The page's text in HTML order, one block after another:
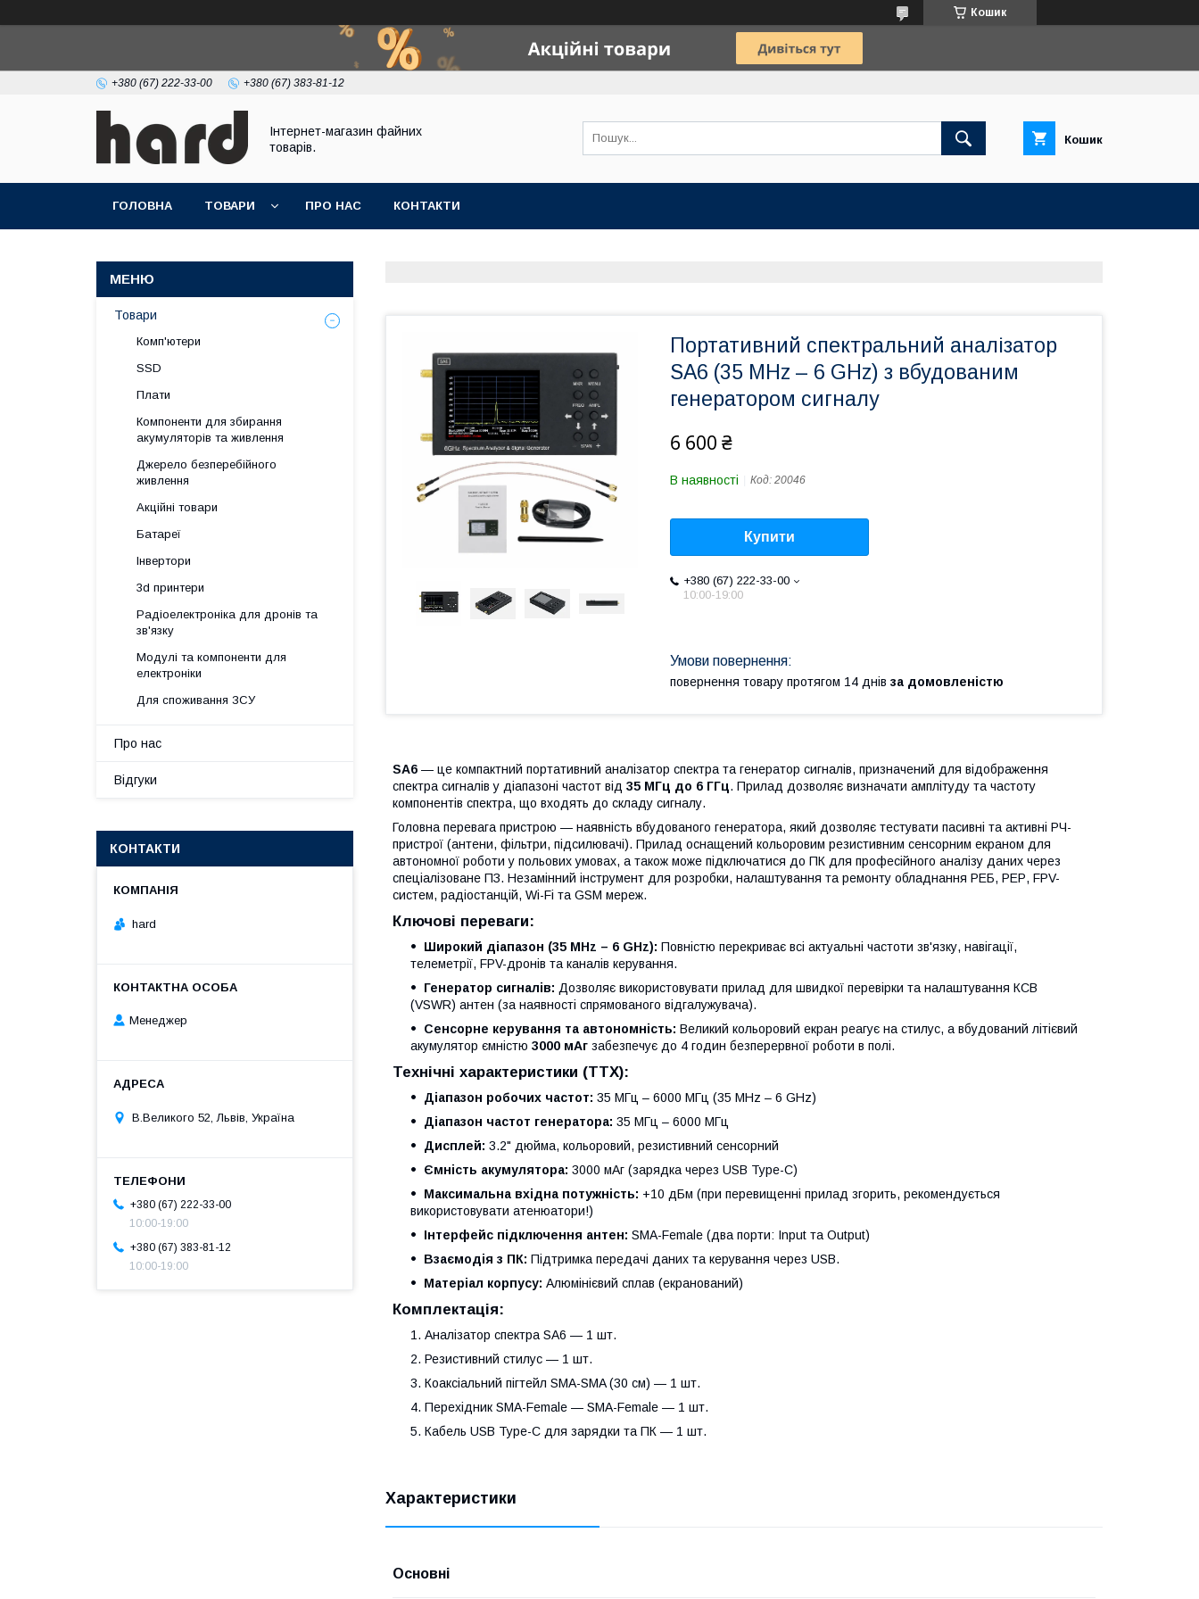
Кошик
+380 (67) 222-33-00 +380 (67) 383-81-12
Інтернет-магазин файних
товарів.
Кошик
ГОЛОВНА ТОВАРИ ПРО НАС КОНТАКТИ
Портативний спектральний аналізатор
SA6 (35 MHz – 6 GHz) з вбудованим
генератором сигналу
6 600 ₴
В наявності Код: 20046
Купити
+380 (67) 222-33-00
10:00-19:00
повернення товару протягом 14 днів за домовленістю
SA6 — це компактний портативний аналізатор спектра та генератор сигналів, призначений для відображення
спектра сигналів у діапазоні частот від 35 МГц до 6 ГГц. Прилад дозволяє визначати амплітуду та частоту
компонентів спектра, що входять до складу сигналу.
Головна перевага пристрою — наявність вбудованого генератора, який дозволяє тестувати пасивні та активні РЧ-
пристрої (антени, фільтри, підсилювачі). Прилад оснащений кольоровим резистивним сенсорним екраном для
автономної роботи у польових умовах, а також може підключатися до ПК для професійного аналізу даних через
спеціалізоване ПЗ. Незамінний інструмент для розробки, налаштування та ремонту обладнання РЕБ, РЕР, FPV-
систем, радіостанцій, Wi-Fi та GSM мереж.
Ключові переваги:
Широкий діапазон (35 MHz – 6 GHz): Повністю перекриває всі актуальні частоти зв'язку, навігації,
телеметрії, FPV-дронів та каналів керування.
Генератор сигналів: Дозволяє використовувати прилад для швидкої перевірки та налаштування КСВ
(VSWR) антен (за наявності спрямованого відгалужувача).
Сенсорне керування та автономність: Великий кольоровий екран реагує на стилус, а вбудований літієвий
акумулятор ємністю 3000 мАг забезпечує до 4 годин безперервної роботи в полі.
Технічні характеристики (ТТХ):
Діапазон робочих частот: 35 МГц – 6000 МГц (35 MHz – 6 GHz)
Діапазон частот генератора: 35 МГц – 6000 МГц
Дисплей: 3.2" дюйма, кольоровий, резистивний сенсорний
Ємність акумулятора: 3000 мАг (зарядка через USB Type-C)
Максимальна вхідна потужність: +10 дБм (при перевищенні прилад згорить, рекомендується
використовувати атенюатори!)
Інтерфейс підключення антен: SMA-Female (два порти: Input та Output)
Взаємодія з ПК: Підтримка передачі даних та керування через USB.
Матеріал корпусу: Алюмінієвий сплав (екранований)
Комплектація:
Аналізатор спектра SA6 — 1 шт.
Резистивний стилус — 1 шт.
Коаксіальний пігтейл SMA-SMA (30 см) — 1 шт.
Перехідник SMA-Female — SMA-Female — 1 шт.
Кабель USB Type-C для зарядки та ПК — 1 шт.
Характеристики
Основні
Товари
Комп'ютери
SSD
Плати
Компоненти для збирання
акумуляторів та живлення
Джерело безперебійного
живлення
Акційні товари
Батареї
Інвертори
3d принтери
Радіоелектроніка для дронів та
зв'язку
Модулі та компоненти для
електроніки
Для споживання ЗСУ
Про нас
Відгуки
КОНТАКТИ
hard
Менеджер
В.Великого 52, Львів, Україна
+380 (67) 222-33-00
10:00-19:00
+380 (67) 383-81-12
10:00-19:00